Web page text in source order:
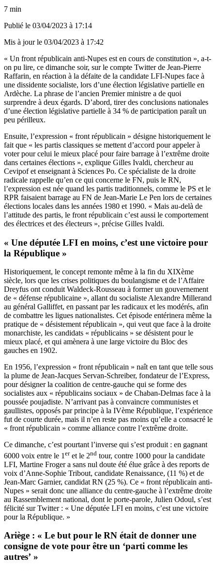
7 min
Publié le 03/04/2023 à 17:14
Mis à jour le 03/04/2023 à 17:42
« Un front républicain anti-Nupes est en cours de constitution », a-t-
on pu lire, ce dimanche soir, sur le compte Twitterde Jean-Pierre
Raffarin, en réaction à la défaite de la candidate LFI-Nupes face à
une dissidente socialiste, lors d’une élection législative partielle en
Ardèche. La phrase de l’ancien Premier ministre a de quoi
surprendre à deux égards. D’abord, tirer des conclusions nationales
d’une élection législative partielle à 34 % de participation paraît un
peu périlleux.
Ensuite, l’expression « front républicain » désigne historiquement le
fait que « les partis classiques se mettent d’accord pour appeler à
voter pour celui le mieux placé pour faire barrage à l’extrême droite
dans certaines élections », explique Gilles Ivaldi, chercheur au
Cevipof et enseignant à Sciences Po. Ce spécialiste de la droite
radicale rappelle qu’en ce qui concerne le FN, puis le RN,
l’expression est née quand les partis traditionnels, comme le PS et le
RPR faisaient barrage au FN de Jean-Marie Le Pen lors de certaines
élections locales dans les années 1980 et 1990. « Mais au-delà de
l’attitude des partis, le front républicain c’est aussi le comportement
des électrices et des électeurs », précise Gilles Ivaldi.
« Une députée LFI en moins, c’est une victoire pour
la République »
Historiquement, le concept remonte même à la fin du XIXème
siècle, lors que les crises politiques du boulangisme et de l’Affaire
Dreyfus ont conduit Waldeck-Rousseau à former un gouvernement
de « défense républicaine », allant du socialiste Alexandre Millerand
au général Galliffet, en passant par les radicaux et les modérés, afin
de combattre les ligues nationalistes. Cet épisode entérinera même la
pratique de « désistement républicain », qui veut que face à la droite
monarchiste, les candidats « républicains » se désistent pour le
mieux placé, et qui amènera à une large victoire du Bloc des
gauches en 1902.
En 1956, l’expression « front républicain » naît en tant que telle sous
la plume de Jean-Jacques Servan-Schreiber, fondateur de l’Express,
pour désigner la coalition de centre-gauche qui se forme des
socialistes aux « républicains sociaux » de Chaban-Delmas face à la
poussée poujadiste. N’arrivant pas à convaincre communistes et
gaullistes, opposés par principe à la IVème République, l’expérience
fut de courte durée, mais il n’en reste pas moins qu’elle a consacré le
« front républicain » comme alliance contre l’extrême droite.
Ce dimanche, c’est pourtant l’inverse qui s’est produit : en gagnant
6000 voix entre le 1 eret le 2nd tour, contre 1000 pour la candidate
LFI, Martine Froger a sans nul doute été élue grâce à des reports de
voix d’Anne-Sophie Tribout, candidate Renaissance, (11 %) et de
Jean-Marc Garnier, candidat RN (25 %). Ce « front républicain anti-
Nupes » serait donc une alliance du centre-gauche à l’extrême droite
au Rassemblement national, dont le porte-parole, Julien Odoul, s’est
félicité surTwitter : « Une députée LFI en moins, c’est une victoire
pour la République. »
Ariège : « Le but pour le RN était de donner une
consigne de vote pour être un ‘parti comme les
autres’ »